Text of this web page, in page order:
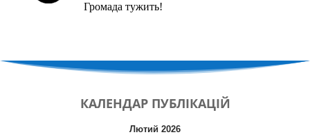
Громада тужить!
КАЛЕНДАР ПУБЛІКАЦІЙ
Лютий 2026